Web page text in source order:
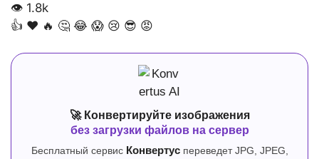
👁 1.8k
👍 ❤️ 🔥 🤔 😂 😱 😢 😎 😡
🚀 Конвертируйте изображения
без загрузки файлов на сервер
Бесплатный сервис Конвертуспереведет JPG, JPEG,